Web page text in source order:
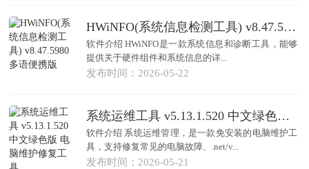
HWiNFO(系统信息检测工具) v8.47.5980 多语便携版
软件介绍 HWiNFO是一款系统信息和诊断工具，能够
提供关于硬件组件和系统信息的详...
发布时间：2026-05-22
系统运维工具 v5.13.1.520 中文绿色版 电脑维护修复工具
软件介绍 系统运维管理，是一款免安装的电脑维护工
具，支持修复常见的电脑故障、.net/v...
发布时间：2026-05-21